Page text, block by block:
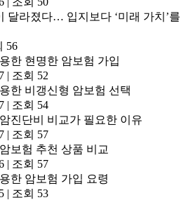
달라졌다… 입지보다 ‘미래 가치’를
56
한 현명한 암보험 가입
| 조회 52
한 비갱신형 암보험 선택
| 조회 54
진단비 비교가 필요한 이유
| 조회 57
보험 추천 상품 비교
| 조회 57
한 암보험 가입 요령
| 조회 53